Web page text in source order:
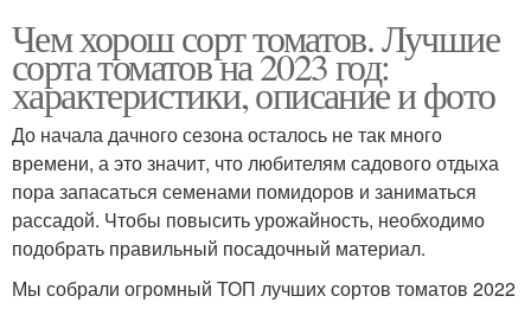
Чем хорош сорт томатов. Лучшие
сорта томатов на 2023 год:
характеристики, описание и фото
До начала дачного сезона осталось не так много
времени, а это значит, что любителям садового отдыха
пора запасаться семенами помидоров и заниматься
рассадой. Чтобы повысить урожайность, необходимо
подобрать правильный посадочный материал.
Мы собрали огромный ТОП лучших сортов томатов 2022